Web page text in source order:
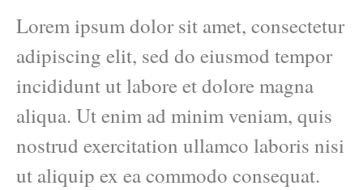
Lorem ipsum dolor sit amet, consectetur
adipiscing elit, sed do eiusmod tempor
incididunt ut labore et dolore magna
aliqua. Ut enim ad minim veniam, quis
nostrud exercitation ullamco laboris nisi
ut aliquip ex ea commodo consequat.